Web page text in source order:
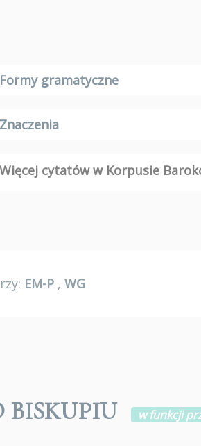
Formy gramatyczne
Znaczenia
Więcej cytatów w Korpusie
EM-P , WG
BISKUPIU w funkcji